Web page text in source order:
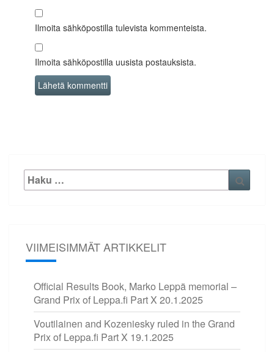
Ilmoita sähköpostilla tulevista kommenteista.
Ilmoita sähköpostilla uusista postauksista.
Etsi:
VIIMEISIMMÄT ARTIKKELIT
Official Results Book, Marko Leppä memorial –
Grand Prix of Leppa.fi Part X 20.1.2025
Voutilainen and Kozeniesky ruled in the Grand
Prix of Leppa.fi Part X 19.1.2025